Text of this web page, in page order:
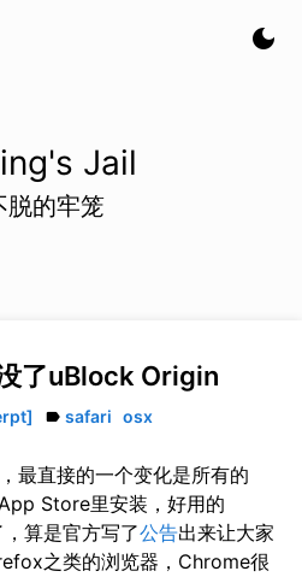
dark_mode
Jail
脱的牢笼
了uBlock Origin
label safari osx
最直接的一个变化是所有的
Store里安装，好用的
算是官方写了公告出来让大家
之类的浏览器，Chrome很